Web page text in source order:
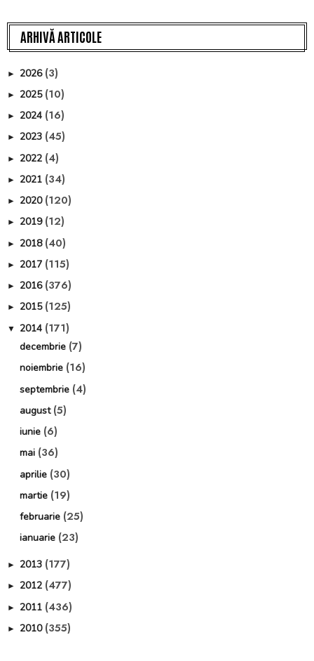
ARHIVĂ ARTICOLE
► 2026 (3)
► 2025 (10)
► 2024 (16)
► 2023 (45)
► 2022 (4)
► 2021 (34)
► 2020 (120)
► 2019 (12)
► 2018 (40)
► 2017 (115)
► 2016 (376)
► 2015 (125)
▼ 2014 (171)
decembrie (7)
noiembrie (16)
septembrie (4)
august (5)
iunie (6)
mai (36)
aprilie (30)
martie (19)
februarie (25)
ianuarie (23)
► 2013 (177)
► 2012 (477)
► 2011 (436)
► 2010 (355)